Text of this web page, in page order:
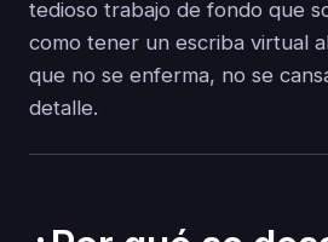
tedioso trabajo de fondo que
como tener un escriba virtual
que no se enferma, no se
detalle.